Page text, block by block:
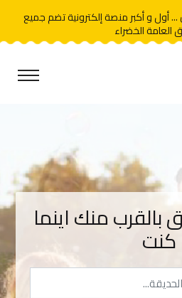
... أول و أكبر منصة إلكترونية تضم جميع
العامة الخضراء
منك اينما
كنت